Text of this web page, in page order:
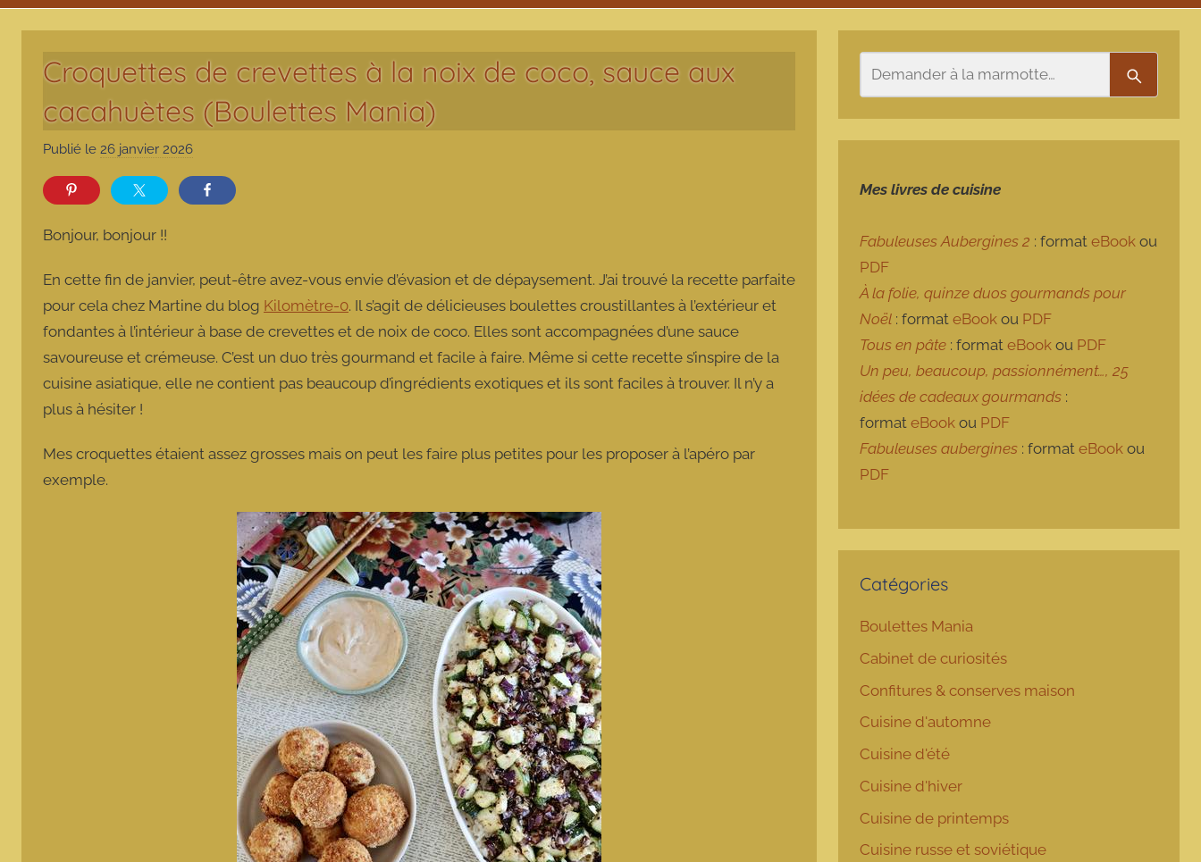
Croquettes de crevettes à la noix de coco, sauce aux
cacahuètes (Boulettes Mania)
Publié le 26 janvier 2026
m
o
t
t
e
Bonjour, bonjour !!
En cette fin de janvier, peut-être avez-vous envie d’évasion et de dépaysement. J’ai trouvé la recette parfaite
pour cela chez Martine du blog Kilomètre-0. Il s’agit de délicieuses boulettes croustillantes à l’extérieur et
fondantes à l’intérieur à base de crevettes et de noix de coco. Elles sont accompagnées d’une sauce
savoureuse et crémeuse. C’est un duo très gourmand et facile à faire. Même si cette recette s’inspire de la
cuisine asiatique, elle ne contient pas beaucoup d’ingrédients exotiques et ils sont faciles à trouver. Il n’y a
plus à hésiter !
Mes croquettes étaient assez grosses mais on peut les faire plus petites pour les proposer à l’apéro par
exemple.
Mes livres de cuisine
Fabuleuses Aubergines 2 : formateBook ou
PDF
À la folie, quinze duos gourmands pour
Noël : formateBook ou PDF
Tous en pâte : formateBook ou PDF
Un peu, beaucoup, passionnément…, 25
idées de cadeaux gourmands :
formateBook ou PDF
Fabuleuses aubergines : formateBook ou
PDF
Catégories
Boulettes Mania
Cabinet de curiosités
Confitures & conserves maison
Cuisine d'automne
Cuisine d'été
Cuisine d'hiver
Cuisine de printemps
Cuisine russe et soviétique